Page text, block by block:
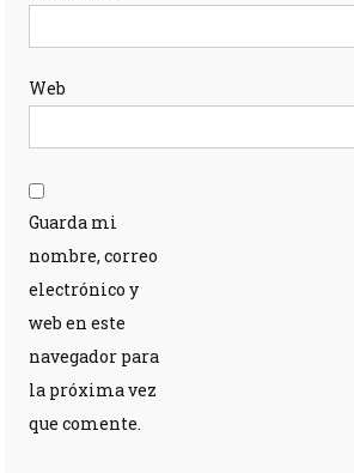
Web
Guarda mi
nombre, correo
electrónico y
web en este
navegador para
la próxima vez
que comente.